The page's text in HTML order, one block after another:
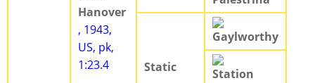
Hanover
, 1943,
US, pk,
1:23.4
Static
Gaylworthy
Station